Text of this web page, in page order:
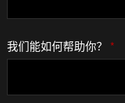
*
我们能如何帮助你？